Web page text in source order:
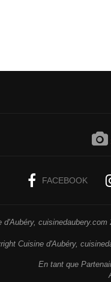
FACEBOOK
Cuisine d'Aubéry,
En tant que